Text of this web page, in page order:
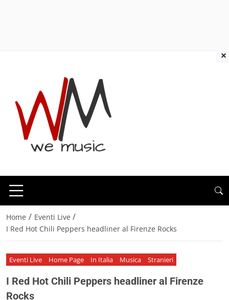
Home / Eventi Live /
I Red Hot Chili Peppers headliner al Firenze Rocks
Eventi Live Home Page In Italia Musica Stranieri
I Red Hot Chili Peppers headliner al Firenze
Rocks
×